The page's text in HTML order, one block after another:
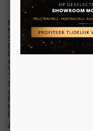
Merk
Model
Serie
Brandstof
Energie-
efficiëntieklasse
Vuurzicht
Type kachel
Systeem (open of
gesloten)
Materiaal
Kleur
Bediening
Achterwand